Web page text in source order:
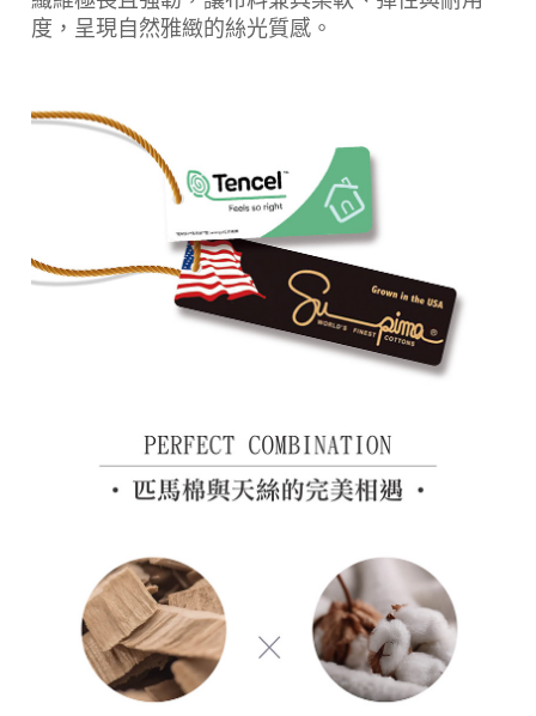
度，呈現自然雅緻的絲光質感。